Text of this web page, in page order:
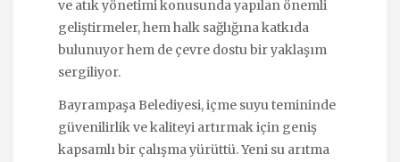
ve atık yönetimi konusunda yapılan önemli
geliştirmeler, hem halk sağlığına katkıda
bulunuyor hem de çevre dostu bir yaklaşım
sergiliyor.
Bayrampaşa Belediyesi, içme suyu temininde
güvenilirlik ve kaliteyi artırmak için geniş
kapsamlı bir çalışma yürüttü. Yeni su arıtma